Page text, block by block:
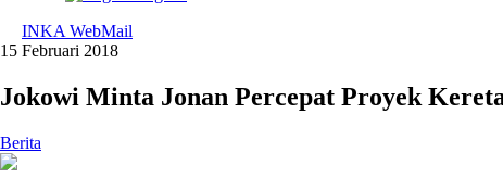
INKA WebMail
15 Februari 2018
Jokowi Minta Jonan Percepat Proyek
Berita